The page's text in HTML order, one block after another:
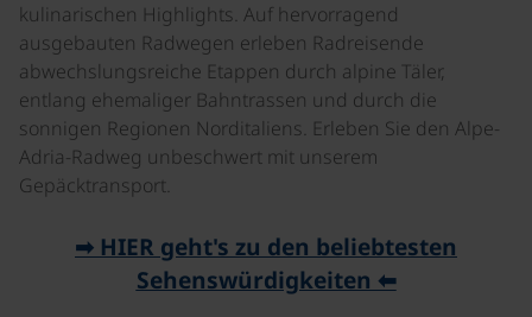
kulinarischen Highlights. Auf hervorragend
ausgebauten Radwegen erleben Radreisende
abwechslungsreiche Etappen durch alpine Täler,
entlang ehemaliger Bahntrassen und durch die
sonnigen Regionen Norditaliens. Erleben Sie den Alpe-
Adria-Radweg unbeschwert mit unserem
Gepäcktransport.
➡ HIER geht's zu den beliebtesten
Sehenswürdigkeiten ⬅